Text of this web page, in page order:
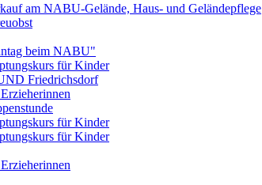
am NABU-Gelände, Haus- und Geländepflege
beim NABU"
für Kinder
Friedrichsdorf
für Kinder
für Kinder